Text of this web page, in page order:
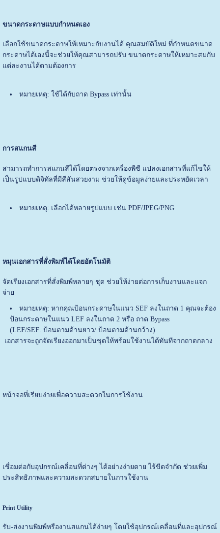
ขนาดกระดาษแบบกำหนดเอง
เลือกใช้ขนาดกระดาษให้เหมาะกับงานได้ คุณสมบัติใหม่ ที่กำหนดขนาด
กระดาษได้เองนี้จะช่วยให้คุณสามารถปรับ ขนาดกระดาษให้เหมาะสมกับ
แต่ละงานได้ตามต้องการ
หมายเหตุ: ใช้ได้กับถาด Bypass เท่านั้น
การสแกนสี
สามารถทำการสแกนสีได้โดยตรงจากเครื่องพีซี แปลงเอกสารที่แก้ไขให้
เป็นรูปแบบดิจิทัลที่มีสีสันสวยงาม ช่วยให้ดูข้อมูลง่ายและประหยัดเวลา
หมายเหตุ: เลือกได้หลายรูปแบบ เช่น PDF/JPEG/PNG
หมุนเอกสารที่สั่งพิมพ์ได้โดยอัตโนมัติ
จัดเรียงเอกสารที่สั่งพิมพ์หลายๆ ชุด ช่วยให้ง่ายต่อการเก็บงานและแจก
จ่าย
หมายเหตุ: หากคุณป้อนกระดาษในแนว SEF ลงในถาด 1 คุณจะต้อง
ป้อนกระดาษในแนว LEF ลงในถาด 2 หรือ ถาด Bypass
(LEF/SEF: ป้อนตามด้านยาว/ ป้อนตามด้านกว้าง)
เอกสารจะถูกจัดเรียงออกมาเป็นชุดให้พร้อมใช้งานได้ทันทีจากถาดกลาง
หน้าจอที่เรียบง่ายเพื่อความสะดวกในการใช้งาน
เชื่อมต่อกับอุปกรณ์เคลื่อนที่ต่างๆ ได้อย่างง่ายดาย ไร้ขีดจำกัด ช่วยเพิ่ม
ประสิทธิภาพและความสะดวกสบายในการใช้งาน
Print Utility
รับ-ส่งงานพิมพ์หรืองานสแกนได้ง่ายๆ โดยใช้อุปกรณ์เคลื่อนที่และอุปกรณ์